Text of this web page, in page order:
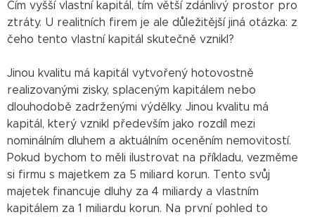
Čím vyšší vlastní kapitál, tím větší zdánlivý prostor pro
ztráty. U realitních firem je ale důležitější jiná otázka: z
čeho tento vlastní kapitál skutečně vznikl?
Jinou kvalitu má kapitál vytvořený hotovostně
realizovanými zisky, splaceným kapitálem nebo
dlouhodobě zadrženými výdělky. Jinou kvalitu má
kapitál, který vznikl především jako rozdíl mezi
nominálním dluhem a aktuálním oceněním nemovitostí.
Pokud bychom to měli ilustrovat na příkladu, vezměme
si firmu s majetkem za 5 miliard korun. Tento svůj
majetek financuje dluhy za 4 miliardy a vlastním
kapitálem za 1 miliardu korun. Na první pohled to